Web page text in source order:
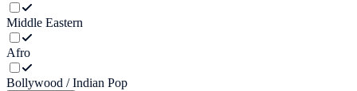
Middle Eastern
Afro
Bollywood / Indian Pop